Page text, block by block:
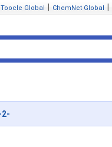
Toocle Global ChemNet Global
54147-94-3 [1,1'-ביפניל]-2-אמין, 4-מתיל-